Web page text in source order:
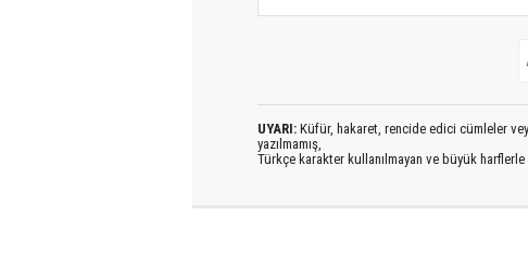
UYARI: Küfür, hakaret, rencide edici cümleler
yazılmamış,
Türkçe karakter kullanılmayan ve büyük harflerle